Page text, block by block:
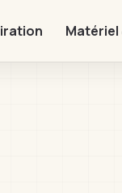
Matériel